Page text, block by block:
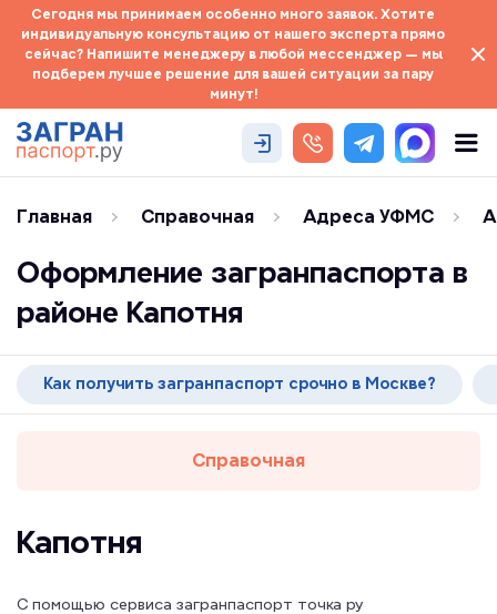
Сегодня мы принимаем особенно много заявок. Хотите
индивидуальную консультацию от нашего эксперта прямо
сейчас? Напишите менеджеру в любой мессенджер — мы
подберем лучшее решение для вашей ситуации за пару
минут!
Главная Справочная Адреса УФМС
Оформление загранпаспорта в
районе Капотня
Как получить загранпаспорт срочно в Москве?
Справочная
Капотня
С помощью сервиса загранпаспорт точка ру